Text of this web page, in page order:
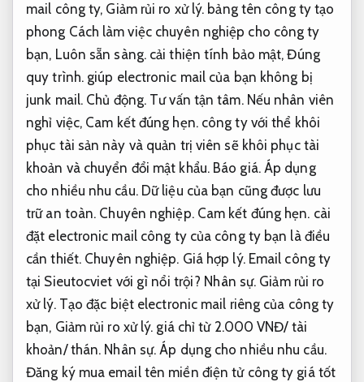
mail công ty, Giảm rủi ro xử lý. bảng tên công ty tạo
phong Cách làm việc chuyên nghiệp cho công ty
bạn, Luôn sẵn sàng.cải thiện tính bảo mật,Đúng
quy trình. giúp electronic mail của bạn không bị
junk mail. Chủ động. Tư vấn tận tâm.Nếu nhân viên
nghỉ việc, Cam kết đúng hẹn.công ty với thể khôi
phục tài sản này và quản trị viên sẽ khôi phục tài
khoản và chuyển đổi mật khẩu. Báo giá. Áp dụng
cho nhiều nhu cầu.Dữ liệu của bạn cũng được lưu
trữ an toàn. Chuyên nghiệp. Cam kết đúng hẹn. cài
đặt electronic mail công ty của công ty bạn là điều
cần thiết. Chuyên nghiệp. Giá hợp lý.Email công ty
tại Sieutocviet với gì nổi trội? Nhân sự. Giảm rủi ro
xử lý.Tạo đặc biệt electronic mail riêng của công ty
bạn, Giảm rủi ro xử lý. giá chỉ từ 2.000 VNĐ/ tài
khoản/ thán. Nhân sự. Áp dụng cho nhiều nhu cầu.
Đăng ký mua email tên miền điện tử công ty giá tốt